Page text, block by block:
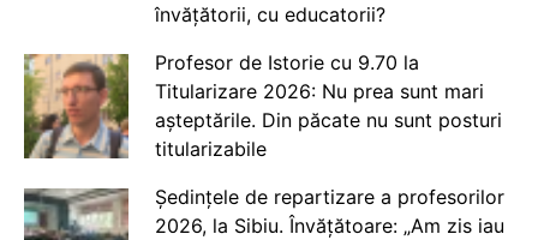
învățătorii, cu educatorii?
Profesor de Istorie cu 9.70 la
Titularizare 2026: Nu prea sunt mari
așteptările. Din păcate nu sunt posturi
titularizabile
Ședințele de repartizare a profesorilor
2026, la Sibiu. Învățătoare: „Am zis iau